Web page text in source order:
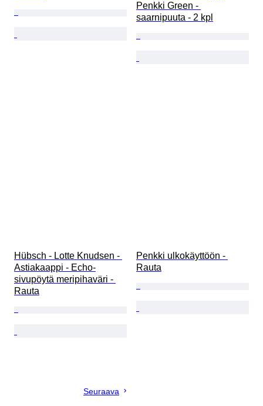
Penkki Green -
saarnipuuta - 2 kpl
Hübsch - Lotte Knudsen -
Astiakaappi - Echo-
sivupöytä meripihaväri -
Rauta
Penkki ulkokäyttöön -
Rauta
Seuraava